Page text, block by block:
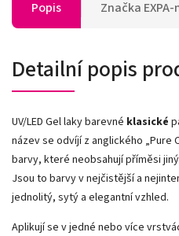
Popis Značka
Detailní popis
UV/LED Gel laky barevné klasické
název se odvíjí z anglického „Pure
barvy, které neobsahují příměsi
Jsou to barvy v nejčistější a
jednolitý, sytý a elegantní vzhled.
Aplikují se v jedné nebo více